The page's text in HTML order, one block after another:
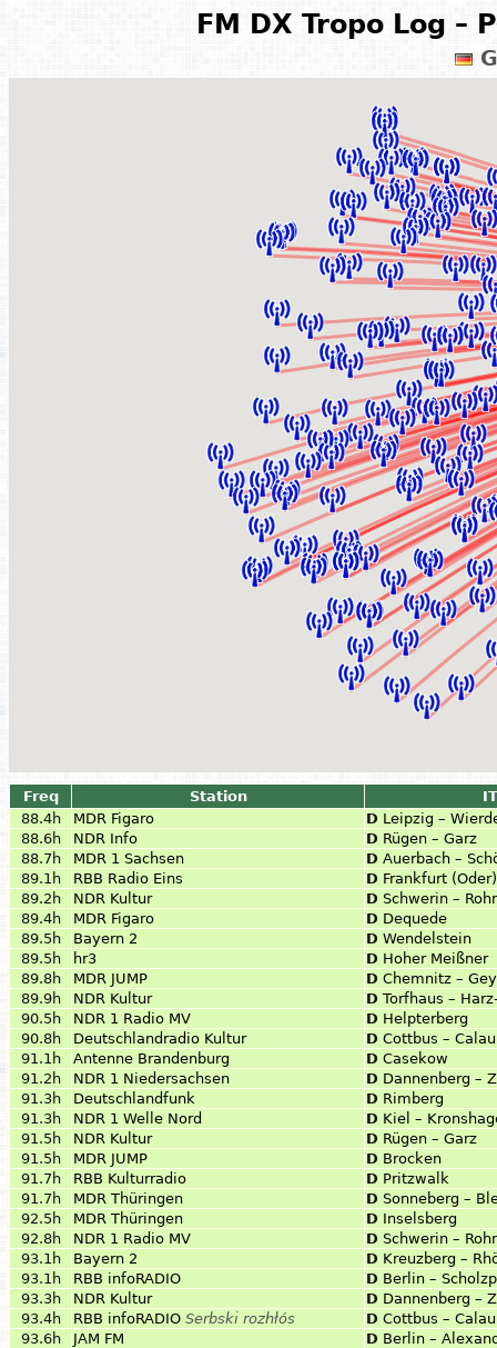
FM DX Tropo Log –
Freq Station
88.4h
MDR Figaro D Leipzig –
88.6h
NDR Info D Rügen – Garz
88.7h
MDR 1 Sachsen D Auerbach –
89.1h
RBB Radio Eins D Frankfurt
89.2h
NDR Kultur D Schwerin –
89.4h
MDR Figaro D Dequede
89.5h
Bayern 2 D Wendelstein
89.5h
hr3 D Hoher Meißner
89.8h
MDR JUMP D Chemnitz –
89.9h
NDR Kultur D Torfhaus –
90.5h
NDR 1 Radio MV D Helpterberg
90.8h
Deutschlandradio Kultur D Cottbus – Calau
91.1h
Antenne Brandenburg D Casekow
91.2h
NDR 1 Niedersachsen D Dannenberg –
91.3h
Deutschlandfunk D Rimberg
91.3h
NDR 1 Welle Nord D Kiel –
91.5h
NDR Kultur D Rügen – Garz
91.5h
MDR JUMP D Brocken
91.7h
RBB Kulturradio D Pritzwalk
91.7h
MDR Thüringen D Sonneberg –
92.5h
MDR Thüringen D Inselsberg
92.8h
NDR 1 Radio MV D Schwerin –
93.1h
Bayern 2 D Kreuzberg –
93.1h
RBB infoRADIO D Berlin –
93.3h
NDR Kultur D Dannenberg –
93.4h
RBB infoRADIO Serbski rozhłós D Cottbus – Calau
93.6h
JAM FM D Berlin –